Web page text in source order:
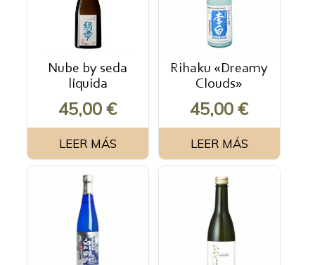
Nube by seda
líquida
45,00€
LEER MÁS
Rihaku «Dreamy
Clouds»
45,00€
LEER MÁS